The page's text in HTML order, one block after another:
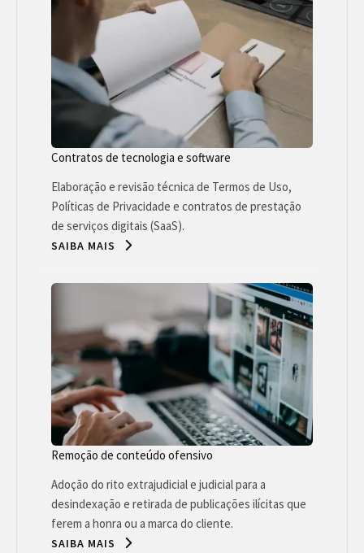
Contratos de tecnologia e software
Elaboração e revisão técnica de Termos de Uso,
Políticas de Privacidade e contratos de prestação
de serviços digitais (SaaS).
SAIBA MAIS
Remoção de conteúdo ofensivo
Adoção do rito extrajudicial e judicial para a
desindexação e retirada de publicações ilícitas que
ferem a honra ou a marca do cliente.
SAIBA MAIS